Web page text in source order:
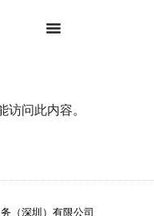
问此内容。
（深圳）有限公司